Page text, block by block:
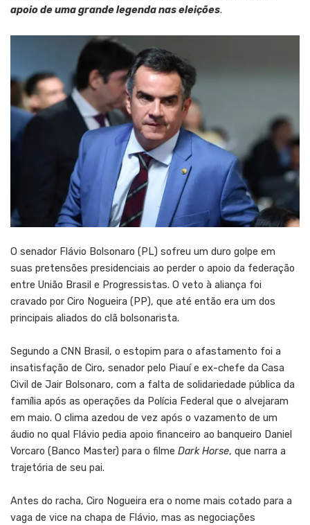
apoio de uma grande legenda nas eleições.
O senador Flávio Bolsonaro (PL) sofreu um duro golpe em
suas pretensões presidenciais ao perder o apoio da federação
entre União Brasil e Progressistas. O veto à aliança foi
cravado por Ciro Nogueira (PP), que até então era um dos
principais aliados do clã bolsonarista.
Segundo a CNN Brasil, o estopim para o afastamento foi a
insatisfação de Ciro, senador pelo Piauí e ex-chefe da Casa
Civil de Jair Bolsonaro, com a falta de solidariedade pública da
família após as operações da Polícia Federal que o alvejaram
em maio. O clima azedou de vez após o vazamento de um
áudio no qual Flávio pedia apoio financeiro ao banqueiro Daniel
Vorcaro (Banco Master) para o filme Dark Horse, que narra a
trajetória de seu pai.
Antes do racha, Ciro Nogueira era o nome mais cotado para a
vaga de vice na chapa de Flávio, mas as negociações